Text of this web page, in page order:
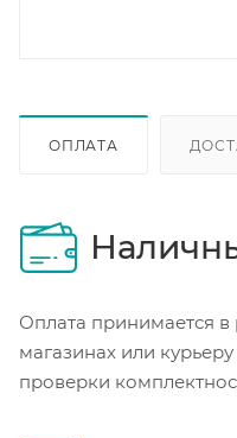
ОПЛАТА
Оплата принимается
магазинах или
проверки